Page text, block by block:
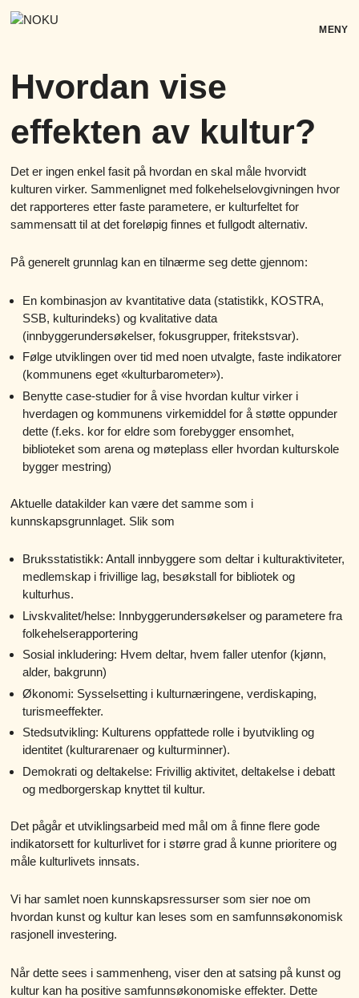
MENY
Hvordan vise
effekten av kultur?
Det er ingen enkel fasit på hvordan en skal måle hvorvidt
kulturen virker. Sammenlignet med folkehelselovgivningen hvor
det rapporteres etter faste parametere, er kulturfeltet for
sammensatt til at det foreløpig finnes et fullgodt alternativ.
På generelt grunnlag kan en tilnærme seg dette gjennom:
En kombinasjon av kvantitative data (statistikk, KOSTRA,
SSB, kulturindeks) og kvalitative data
(innbyggerundersøkelser, fokusgrupper, fritekstsvar).
Følge utviklingen over tid med noen utvalgte, faste indikatorer
(kommunens eget «kulturbarometer»).
Benytte case-studier for å vise hvordan kultur virker i
hverdagen og kommunens virkemiddel for å støtte oppunder
dette (f.eks. kor for eldre som forebygger ensomhet,
biblioteket som arena og møteplass eller hvordan kulturskole
bygger mestring)
Aktuelle datakilder kan være det samme som i
kunnskapsgrunnlaget. Slik som
Bruksstatistikk: Antall innbyggere som deltar i kulturaktiviteter,
medlemskap i frivillige lag, besøkstall for bibliotek og
kulturhus.
Livskvalitet/helse: Innbyggerundersøkelser og parametere fra
folkehelserapportering
Sosial inkludering: Hvem deltar, hvem faller utenfor (kjønn,
alder, bakgrunn)
Økonomi: Sysselsetting i kulturnæringene, verdiskaping,
turismeeffekter.
Stedsutvikling: Kulturens oppfattede rolle i byutvikling og
identitet (kulturarenaer og kulturminner).
Demokrati og deltakelse: Frivillig aktivitet, deltakelse i debatt
og medborgerskap knyttet til kultur.
Det pågår et utviklingsarbeid med mål om å finne flere gode
indikatorsett for kulturlivet for i større grad å kunne prioritere og
måle kulturlivets innsats.
Vi har samlet noen kunnskapsressurser som sier noe om
hvordan kunst og kultur kan leses som en samfunnsøkonomisk
rasjonell investering.
Når dette sees i sammenheng, viser den at satsing på kunst og
kultur kan ha positive samfunnsøkonomiske effekter. Dette